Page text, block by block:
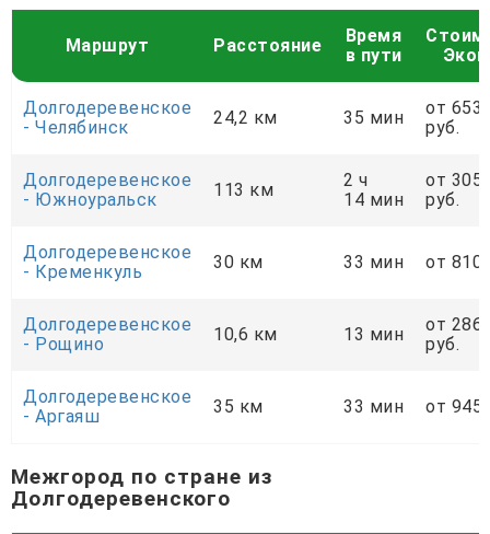
Маршрут Расстояние
Время
в пути
Долгодеревенское
- Челябинск
24,2 км 35 мин
от
руб.
Долгодеревенское
- Южноуральск
113 км
2 ч
14 мин
от
руб.
Долгодеревенское
- Кременкуль
30 км 33 мин от 810
Долгодеревенское
- Рощино
10,6 км 13 мин
от
руб.
Долгодеревенское
- Аргаяш
35 км 33 мин от 945
Межгород по стране из
Долгодеревенского